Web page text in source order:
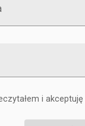
i akceptuję